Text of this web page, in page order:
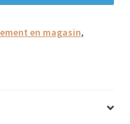
en magasin,